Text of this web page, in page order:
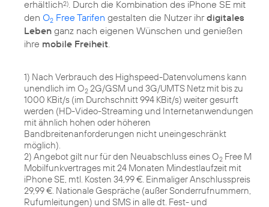
erhältlich2) . Durch die Kombination des iPhone SE mit
den O2 Free Tarifen gestalten die Nutzer ihrdigitales
Leben ganz nach eigenen Wünschen und genießen
ihre mobile Freiheit
1) Nach Verbrauch des Highspeed-Datenvolumens kann
unendlich im O2 2G/GSM und 3G/UMTS Netz mit bis zu
1000 KBit/s (im Durchschnitt 994 KBit/s) weiter gesurft
werden (HD-Video-Streaming und Internetanwendungen
mit ähnlich hohen oder höheren
Bandbreitenanforderungen nicht uneingeschränkt
möglich).
2) Angebot gilt nur für den Neuabschluss eines O2 Free M
Mobilfunkvertrages mit 24 Monaten Mindestlaufzeit mit
iPhone SE, mtl. Kosten 34,99 €. Einmaliger Anschlusspreis
29,99 €. Nationale Gespräche (außer Sonderrufnummern,
Rufumleitungen) und SMS in alle dt. Fest- und